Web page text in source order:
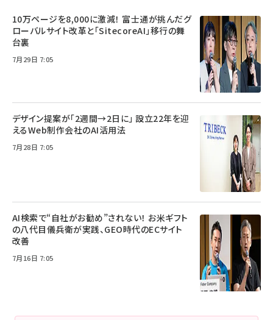
10万ページを8,000に激減！ 富士通が挑んだグ
ローバルサイト改革と「SitecoreAI」移行の舞
台裏
7月29日 7:05
デザイン提案が「2週間→2日に」 設立22年を迎
えるWeb制作会社のAI活用法
7月28日 7:05
AI検索で“自社がお勧め”されない！ お米ギフト
の八代目儀兵衛が実践、GEO時代のECサイト
改善
7月16日 7:05